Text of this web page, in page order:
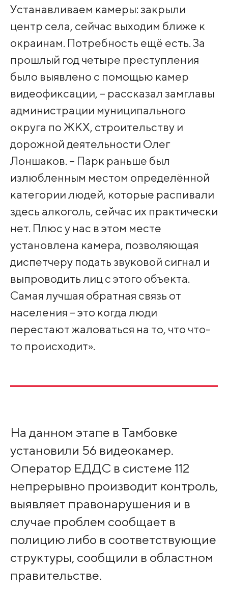
Устанавливаем камеры: закрыли
центр села, сейчас выходим ближе к
окраинам. Потребность ещё есть. За
прошлый год четыре преступления
было выявлено с помощью камер
видеофиксации, – рассказал замглавы
администрации муниципального
округа по ЖКХ, строительству и
дорожной деятельности Олег
Лоншаков. – Парк раньше был
излюбленным местом определённой
категории людей, которые распивали
здесь алкоголь, сейчас их практически
нет. Плюс у нас в этом месте
установлена камера, позволяющая
диспетчеру подать звуковой сигнал и
выпроводить лиц с этого объекта.
Самая лучшая обратная связь от
населения – это когда люди
перестают жаловаться на то, что что-
то происходит».
На данном этапе в Тамбовке
установили 56 видеокамер.
Оператор ЕДДС в системе 112
непрерывно производит контроль,
выявляет правонарушения и в
случае проблем сообщает в
полицию либо в соответствующие
структуры, сообщили в областном
правительстве.